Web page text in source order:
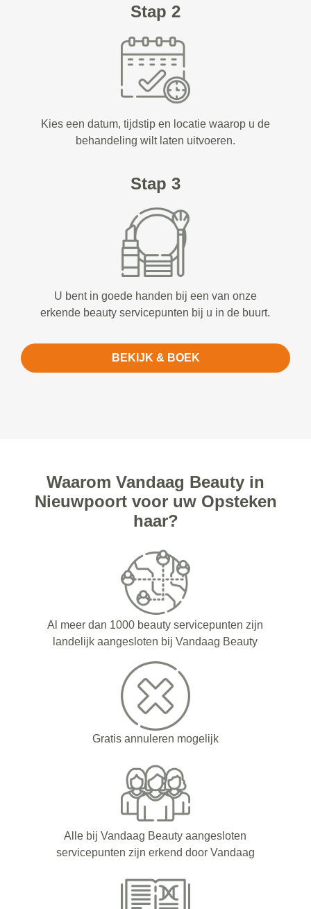
Stap 2
Kies een datum, tijdstip en locatie waarop u de
behandeling wilt laten uitvoeren.
Stap 3
U bent in goede handen bij een van onze
erkende beauty servicepunten bij u in de buurt.
BEKIJK & BOEK
Waarom Vandaag Beauty in
Nieuwpoort voor uw Opsteken
haar?
Al meer dan 1000 beauty servicepunten zijn
landelijk aangesloten bij Vandaag Beauty
Gratis annuleren mogelijk
Alle bij Vandaag Beauty aangesloten
servicepunten zijn erkend door Vandaag